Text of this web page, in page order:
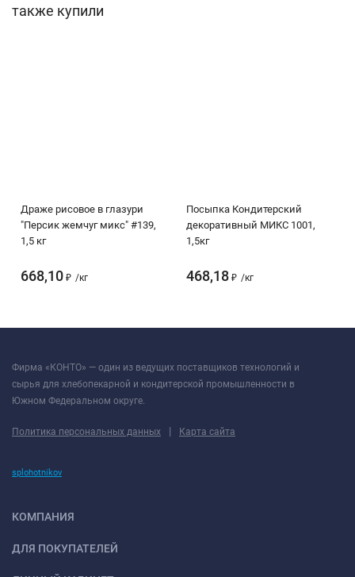
также купили
Драже рисовое в глазури
"Персик жемчуг микс" #139,
1,5 кг
668,10 ₽ /кг
Посыпка Кондитерский
декоративный МИКС 1001,
1,5кг
468,18 ₽ /кг
Фирма «КОНТО» — один из ведущих поставщиков технологий и
сырья для хлебопекарной и кондитерской промышленности в
Южном Федеральном округе.
Политика персональных данных | Карта сайта
splohotnikov
КОМПАНИЯ
ДЛЯ ПОКУПАТЕЛЕЙ